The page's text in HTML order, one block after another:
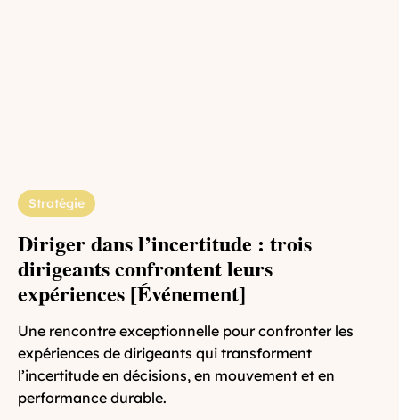
Stratégie
Diriger dans l’incertitude : trois
dirigeants confrontent leurs
expériences [Événement]
Une rencontre exceptionnelle pour confronter les
expériences de dirigeants qui transforment
l’incertitude en décisions, en mouvement et en
performance durable.